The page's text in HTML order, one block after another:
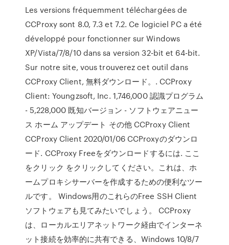
Les versions fréquemment téléchargées de
CCProxy sont 8.0, 7.3 et 7.2. Ce logiciel PC a été
développé pour fonctionner sur Windows
XP/Vista/7/8/10 dans sa version 32-bit et 64-bit.
Sur notre site, vous trouverez cet outil dans
CCProxy Client, 無料ダウンロード。. CCProxy
Client: Youngzsoft, Inc. 1,746,000 認識プログラム
- 5,228,000 既知バージョン - ソフトウェアニュー
ス ホーム アップデート その他 CCProxy Client
CCProxy Client 2020/01/06 CCProxyのダウンロ
ード. CCProxy Freeをダウンロードするには. ここ
をクリック をクリックしてください。これは、ホ
ームプロキシサーバーを作成するための便利なツー
ルです。 Windows用のこれらのFree SSH Client
ソフトウェアも見てみたいでしょう。 CCProxy
は、ローカルエリアネットワーク経由でインターネ
ット接続を効率的に共有できる、Windows 10/8/7